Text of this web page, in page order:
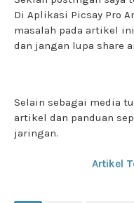
Di Aplikasi Picsay Pro
masalah pada artikel
dan jangan lupa share
Selain sebagai media
artikel dan panduan
jaringan.
Artikel